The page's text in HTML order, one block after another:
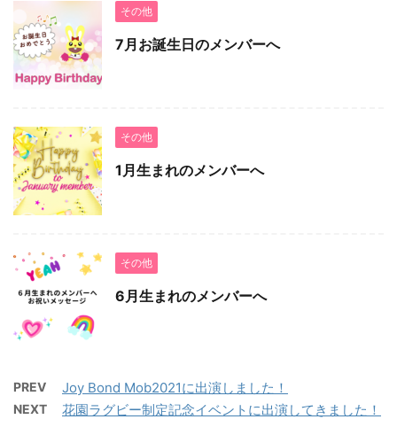
その他
7月お誕生日のメンバーへ
その他
1月生まれのメンバーへ
その他
6月生まれのメンバーへ
PREV Joy Bond Mob2021に出演しました！
NEXT 花園ラグビー制定記念イベントに出演してきました！